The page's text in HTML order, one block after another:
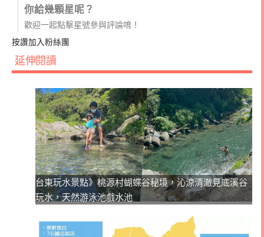
你給幾顆星呢？
歡迎一起點擊星號參與評論唷！
按讚加入粉絲團
延伸閱讀
台東玩水景點》桃源村蝴蝶谷秘境，沁涼清澈見底溪谷
玩水，天然游泳池戲水池